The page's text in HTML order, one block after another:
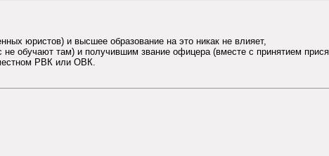
юристов) и высшее образование на это никак не влияет,
обучают там) и получившим звание офицера (вместе с принятием
РВК или ОВК.